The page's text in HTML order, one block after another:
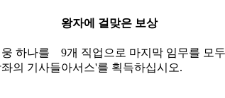
하나를
의 기사들
왕자에 걸맞은 보상
9개 직업으로 마지막 임무를 모
아서스'를 획득하십시오.